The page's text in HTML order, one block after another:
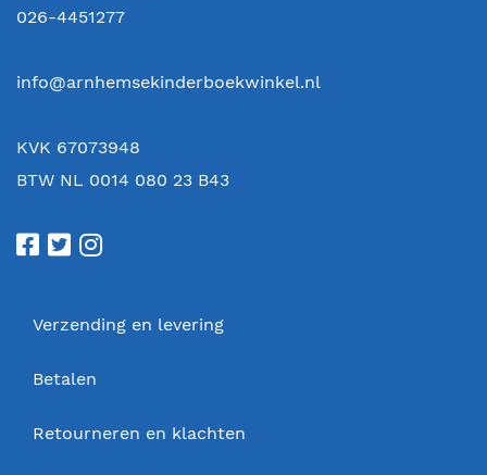
026-4451277
info@arnhemsekinderboekwinkel.nl
KVK 67073948
BTW NL 0014 080 23 B43
Verzending en levering
Betalen
Retourneren en klachten